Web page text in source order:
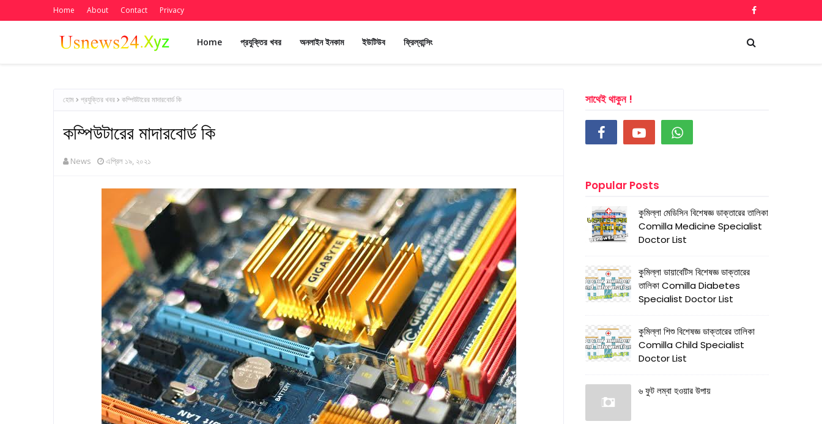
Home About Contact Privacy
Home প্রযুক্তির খবর অনলাইন ইনকাম ইউটিউব ফ্রিল্যান্সিং
হোম প্রযুক্তির খবর কম্পিউটারের মাদারবোর্ড কি
কম্পিউটারের মাদারবোর্ড কি
News এপ্রিল ১৯, ২০২১
সাথেই থাকুন !
Popular Posts
কুমিল্লা মেডিসিন বিশেষজ্ঞ ডাক্তারের তালিকা
Comilla Medicine Specialist
Doctor List
কুমিল্লা ডায়াবেটিস বিশেষজ্ঞ ডাক্তারের
তালিকা Comilla Diabetes
Specialist Doctor List
কুমিল্লা শিশু বিশেষজ্ঞ ডাক্তারের তালিকা
Comilla Child Specialist
Doctor List
৬ ফুট লম্বা হওয়ার উপায়